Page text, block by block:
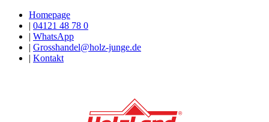
Homepage
| 04121 48 78 0
| WhatsApp
| Grosshandel@holz-junge.de
| Kontakt